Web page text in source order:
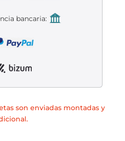
bancaria:
son enviadas montadas y